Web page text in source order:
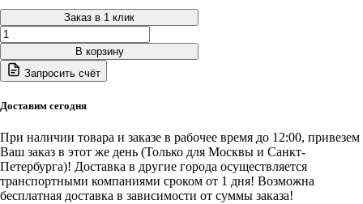
Заказ в 1 клик
Количество
товара
ЦБ-00007821
Nordberg
проставок
мм
для
подъемника
NORDBERG
N4123A-
В корзину
Запросить счёт
Доставим сегодня
При наличии товара и заказе в рабочее время до 12:00, привезем
Ваш заказ в этот же день (Только для Москвы и Санкт-
Петербурга)! Доставка в другие города осуществляется
транспортными компаниями сроком от 1 дня! Возможна
бесплатная доставка в зависимости от суммы заказа!